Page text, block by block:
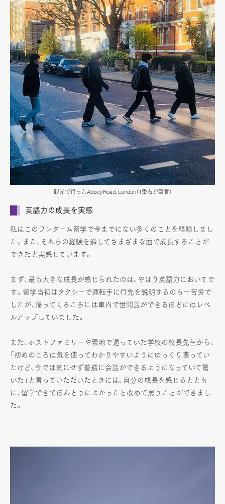
観光で行ったAbbey Road, London（1番右が筆者）
英語力の成長を実感
私はこのワンターム留学で今までにない多くのことを経験しまし
た。また、それらの経験を通してさまざまな面で成長することが
できたと実感しています。
まず、最も大きな成長が感じられたのは、やはり英語力においてで
す。留学当初はタクシーで運転手に行先を説明するのも一苦労で
したが、帰ってくるころには車内で世間話ができるほどにはレベ
ルアップしていました。
また、ホストファミリーや現地で通っていた学校の校長先生から、
「初めのころは気を使ってわかりやすいようにゆっくり喋ってい
たけど、今では気にせず普通に会話ができるようになっていて驚
いた」と言っていただいたときには、自分の成長を感じるととも
に、留学できてほんとうによかったと改めて思うことができまし
た。